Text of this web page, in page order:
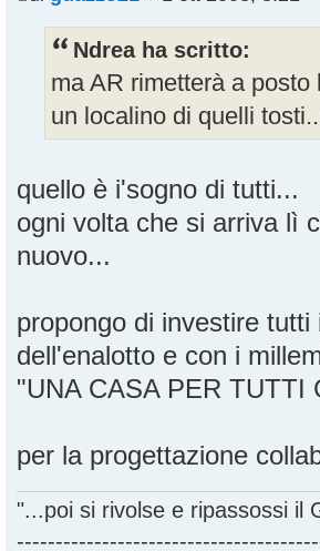
Ndrea ha scritto:
ma AR rimetterà a
un localino di quelli
quello è i'sogno di tutti...
ogni volta che si arriva lì
nuovo...
propongo di investire
dell'enalotto e con i
"UNA CASA PER TUTTI
per la progettazione
"...poi si rivolse e ripassossi il